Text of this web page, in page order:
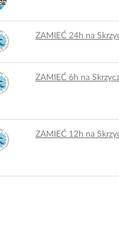
ZAMIEĆ 24h na
ZAMIEĆ 6h na
ZAMIEĆ 12h na